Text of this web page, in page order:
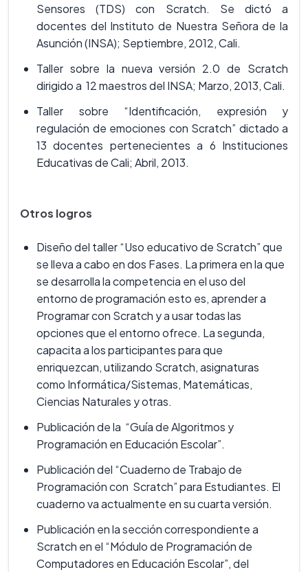
Sensores (TDS) con Scratch. Se dictó a
docentes del Instituto de Nuestra Señora de la
Asunción (INSA); Septiembre, 2012, Cali.
Taller sobre la nueva versión 2.0 de Scratch
dirigido a 12 maestros del INSA; Marzo, 2013, Cali.
Taller sobre “Identificación, expresión y
regulación de emociones con Scratch” dictado a
13 docentes pertenecientes a 6 Instituciones
Educativas de Cali; Abril, 2013.
Otros logros
Diseño del taller “Uso educativo de Scratch” que
se lleva a cabo en dos Fases. La primera en la que
se desarrolla la competencia en el uso del
entorno de programación esto es, aprender a
Programar con Scratch y a usar todas las
opciones que el entorno ofrece. La segunda,
capacita a los participantes para que
enriquezcan, utilizando Scratch, asignaturas
como Informática/Sistemas, Matemáticas,
Ciencias Naturales y otras.
Publicación de la “Guía de Algoritmos y
Programación en Educación Escolar”.
Publicación del “Cuaderno de Trabajo de
Programación con Scratch” para Estudiantes. El
cuaderno va actualmente en su cuarta versión.
Publicación en la sección correspondiente a
Scratch en el “Módulo de Programación de
Computadores en Educación Escolar”, del